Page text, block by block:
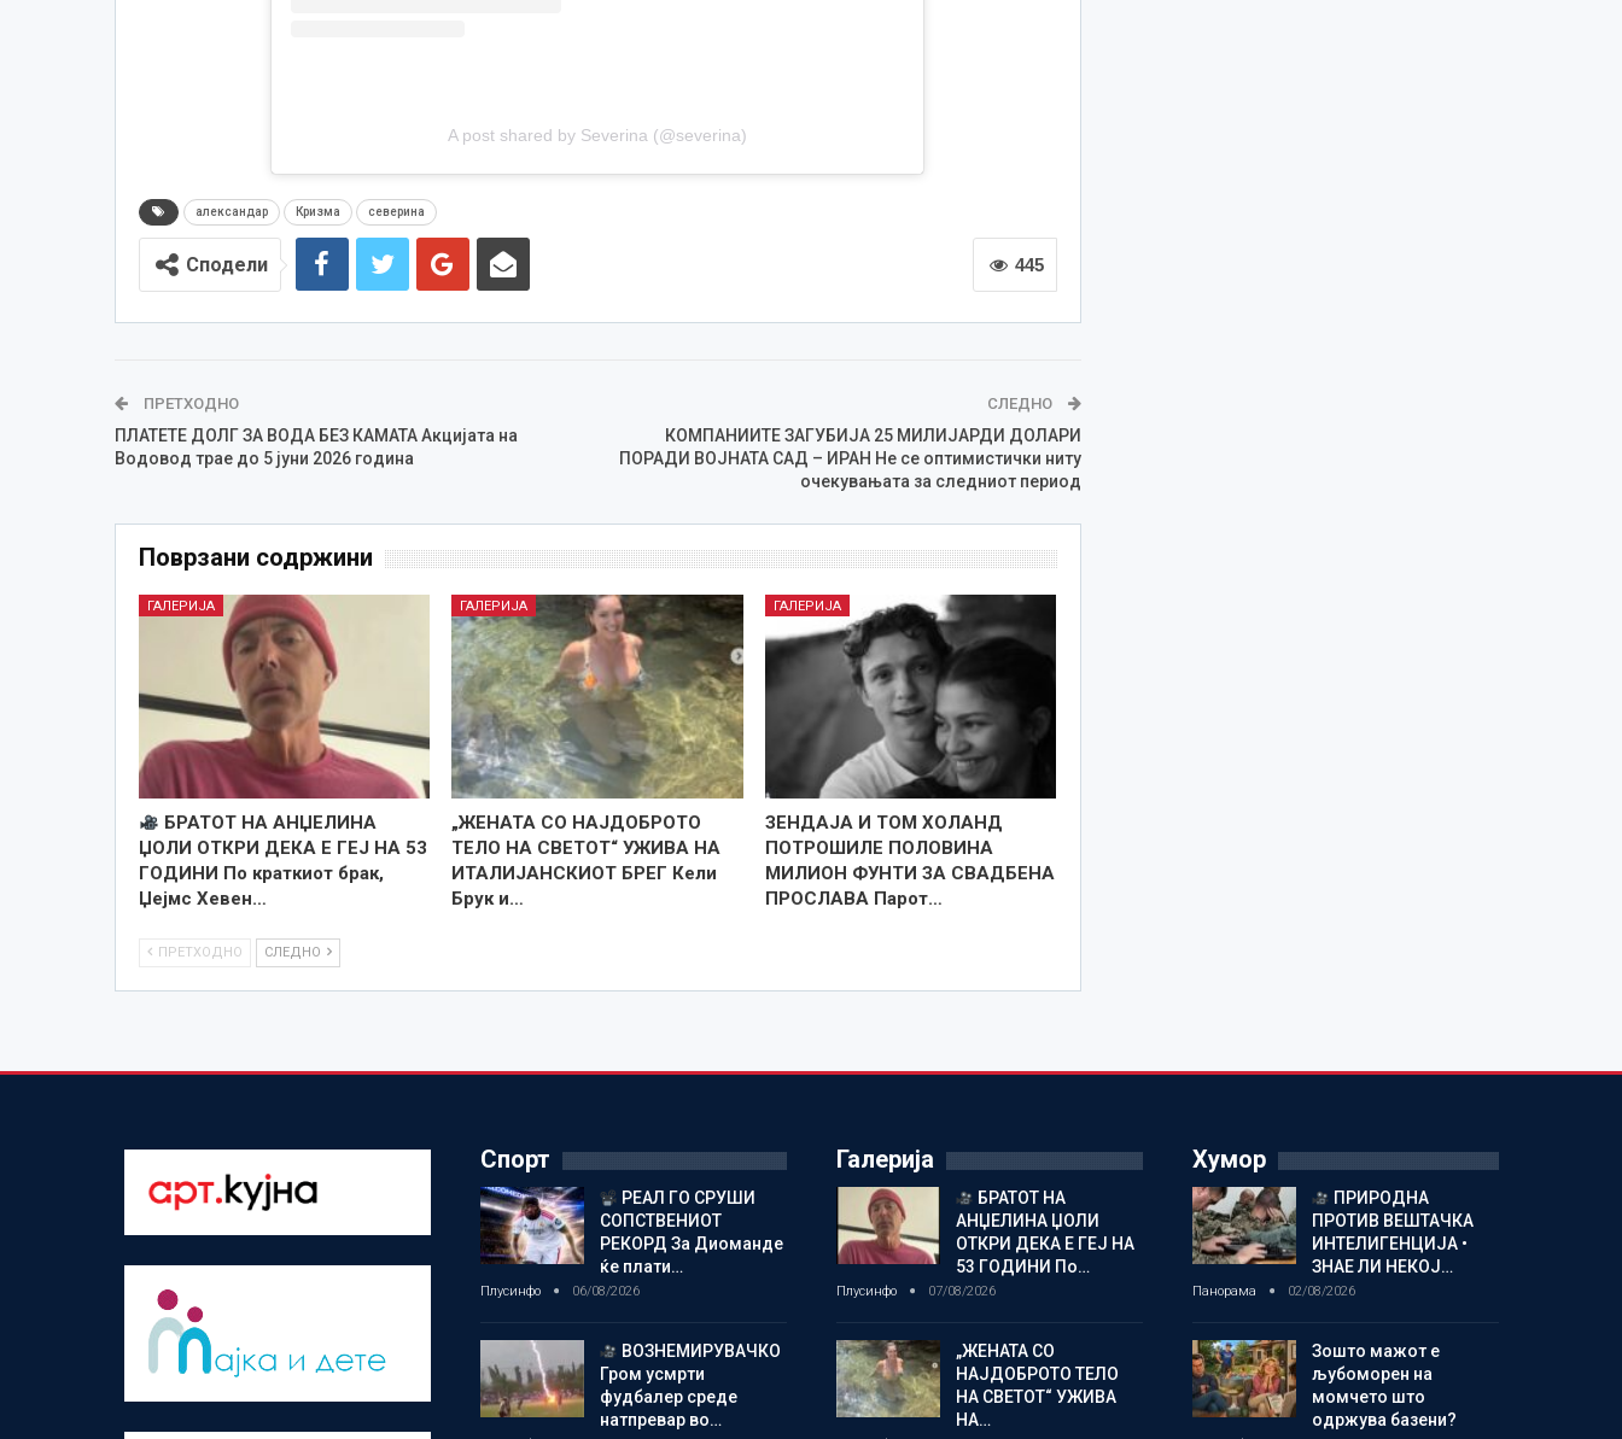
A post shared by Severina (@severina)
александар Кризма северина
445
Сподели
ПРЕТХОДНО
ПЛАТЕТЕ ДОЛГ ЗА ВОДА БЕЗ КАМАТА Акцијата на
Водовод трае до 5 јуни 2026 година
СЛЕДНО
КОМПАНИИТЕ ЗАГУБИЈА 25 МИЛИЈАРДИ ДОЛАРИ
ПОРАДИ ВОЈНАТА САД – ИРАН Не се оптимистички ниту
очекувањата за следниот период
Поврзани содржини
ГАЛЕРИЈА
БРАТОТ НА АНЏЕЛИНА
ЏОЛИ ОТКРИ ДЕКА Е ГЕЈ НА 53
ГОДИНИ По краткиот брак,
Џејмс Хевен…
ГАЛЕРИЈА
„ЖЕНАТА СО НАЈДОБРОТО
ТЕЛО НА СВЕТОТ“ УЖИВА НА
ИТАЛИЈАНСКИОТ БРЕГ Кели
Брук и…
ГАЛЕРИЈА
ЗЕНДАЈА И ТОМ ХОЛАНД
ПОТРОШИЛЕ ПОЛОВИНА
МИЛИОН ФУНТИ ЗА СВАДБЕНА
ПРОСЛАВА Парот…
ПРЕТХОДНО СЛЕДНО
Спорт
РЕАЛ ГО СРУШИ
СОПСТВЕНИОТ
РЕКОРД За Диоманде
ќе плати…
Плусинфо 06/08/2026
ВОЗНЕМИРУВАЧКО
Гром усмрти
фудбалер среде
натпревар во…
Галерија
БРАТОТ НА
АНЏЕЛИНА ЏОЛИ
ОТКРИ ДЕКА Е ГЕЈ НА
53 ГОДИНИ По…
Плусинфо 07/08/2026
„ЖЕНАТА СО
НАЈДОБРОТО ТЕЛО
НА СВЕТОТ“ УЖИВА
НА…
Хумор
ПРИРОДНА
ПРОТИВ ВЕШТАЧКА
ИНТЕЛИГЕНЦИЈА •
ЗНАЕ ЛИ НЕКОЈ…
Панорама 02/08/2026
Зошто мажот е
љубоморен на
момчето што
одржува базени?